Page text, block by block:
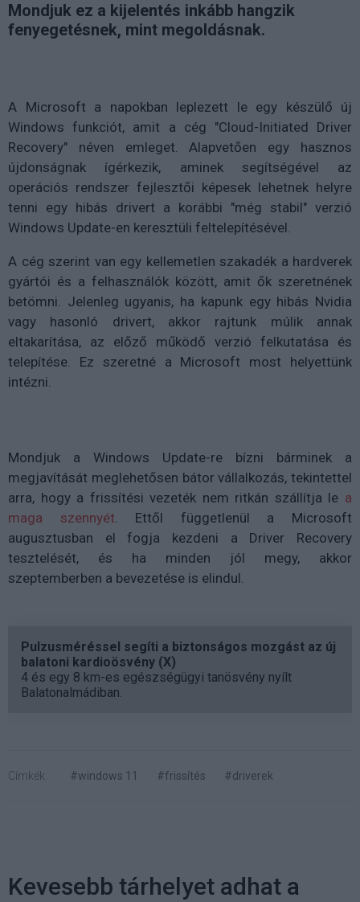
Mondjuk ez a kijelentés inkább hangzik
fenyegetésnek, mint megoldásnak.
A Microsoft a napokban leplezett le egy készülő új
Windows funkciót, amit a cég "Cloud-Initiated Driver
Recovery" néven emleget. Alapvetően egy hasznos
újdonságnak ígérkezik, aminek segítségével az
operációs rendszer fejlesztői képesek lehetnek helyre
tenni egy hibás drivert a korábbi "még stabil" verzió
Windows Update-en keresztüli feltelepítésével.
A cég szerint van egy kellemetlen szakadék a hardverek
gyártói és a felhasználók között, amit ők szeretnének
betömni. Jelenleg ugyanis, ha kapunk egy hibás Nvidia
vagy hasonló drivert, akkor rajtunk múlik annak
eltakarítása, az előző működő verzió felkutatása és
telepítése. Ez szeretné a Microsoft most helyettünk
intézni.
Mondjuk a Windows Update-re bízni bárminek a
megjavítását meglehetősen bátor vállalkozás, tekintettel
arra, hogy a frissítési vezeték nem ritkán szállítja le a
maga szennyét. Ettől függetlenül a Microsoft
augusztusban el fogja kezdeni a Driver Recovery
tesztelését, és ha minden jól megy, akkor
szeptemberben a bevezetése is elindul.
Pulzusméréssel segíti a biztonságos mozgást az új
balatoni kardioösvény (X)
4 és egy 8 km-es egészségügyi tanösvény nyílt
Balatonalmádiban.
Címkék: #windows 11 #frissítés #driverek
Kevesebb tárhelyet adhat a